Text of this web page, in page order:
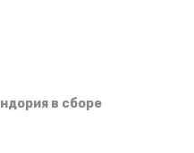
в сборе